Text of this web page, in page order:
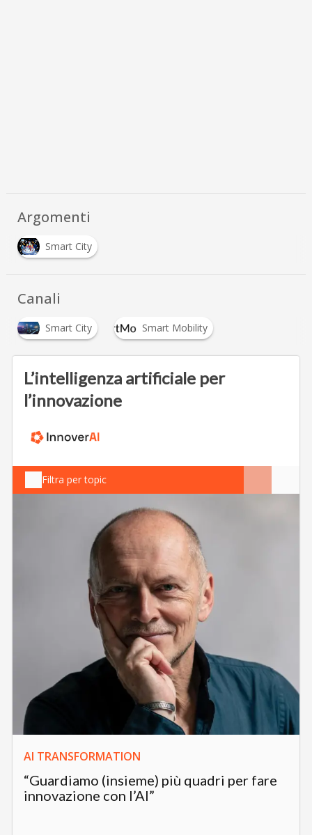
Argomenti
Smart City
Canali
Smart City Smart Mobility
L’intelligenza artificiale per
l’innovazione
Filtra per topic
AI TRANSFORMATION
“Guardiamo (insieme) più quadri per fare
innovazione con l’AI”